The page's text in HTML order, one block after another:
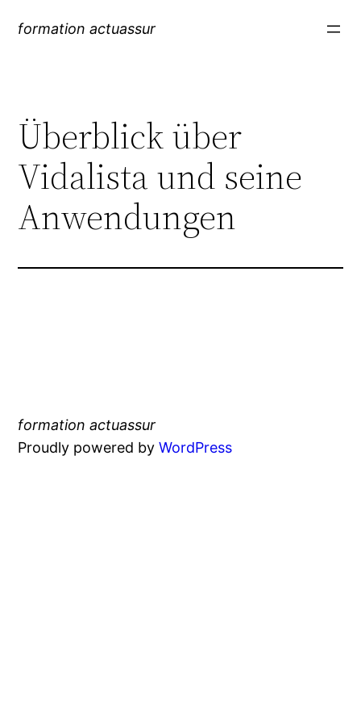
formation actuassur
Überblick über
Vidalista und seine
Anwendungen
formation actuassur
Proudly powered byWordPress